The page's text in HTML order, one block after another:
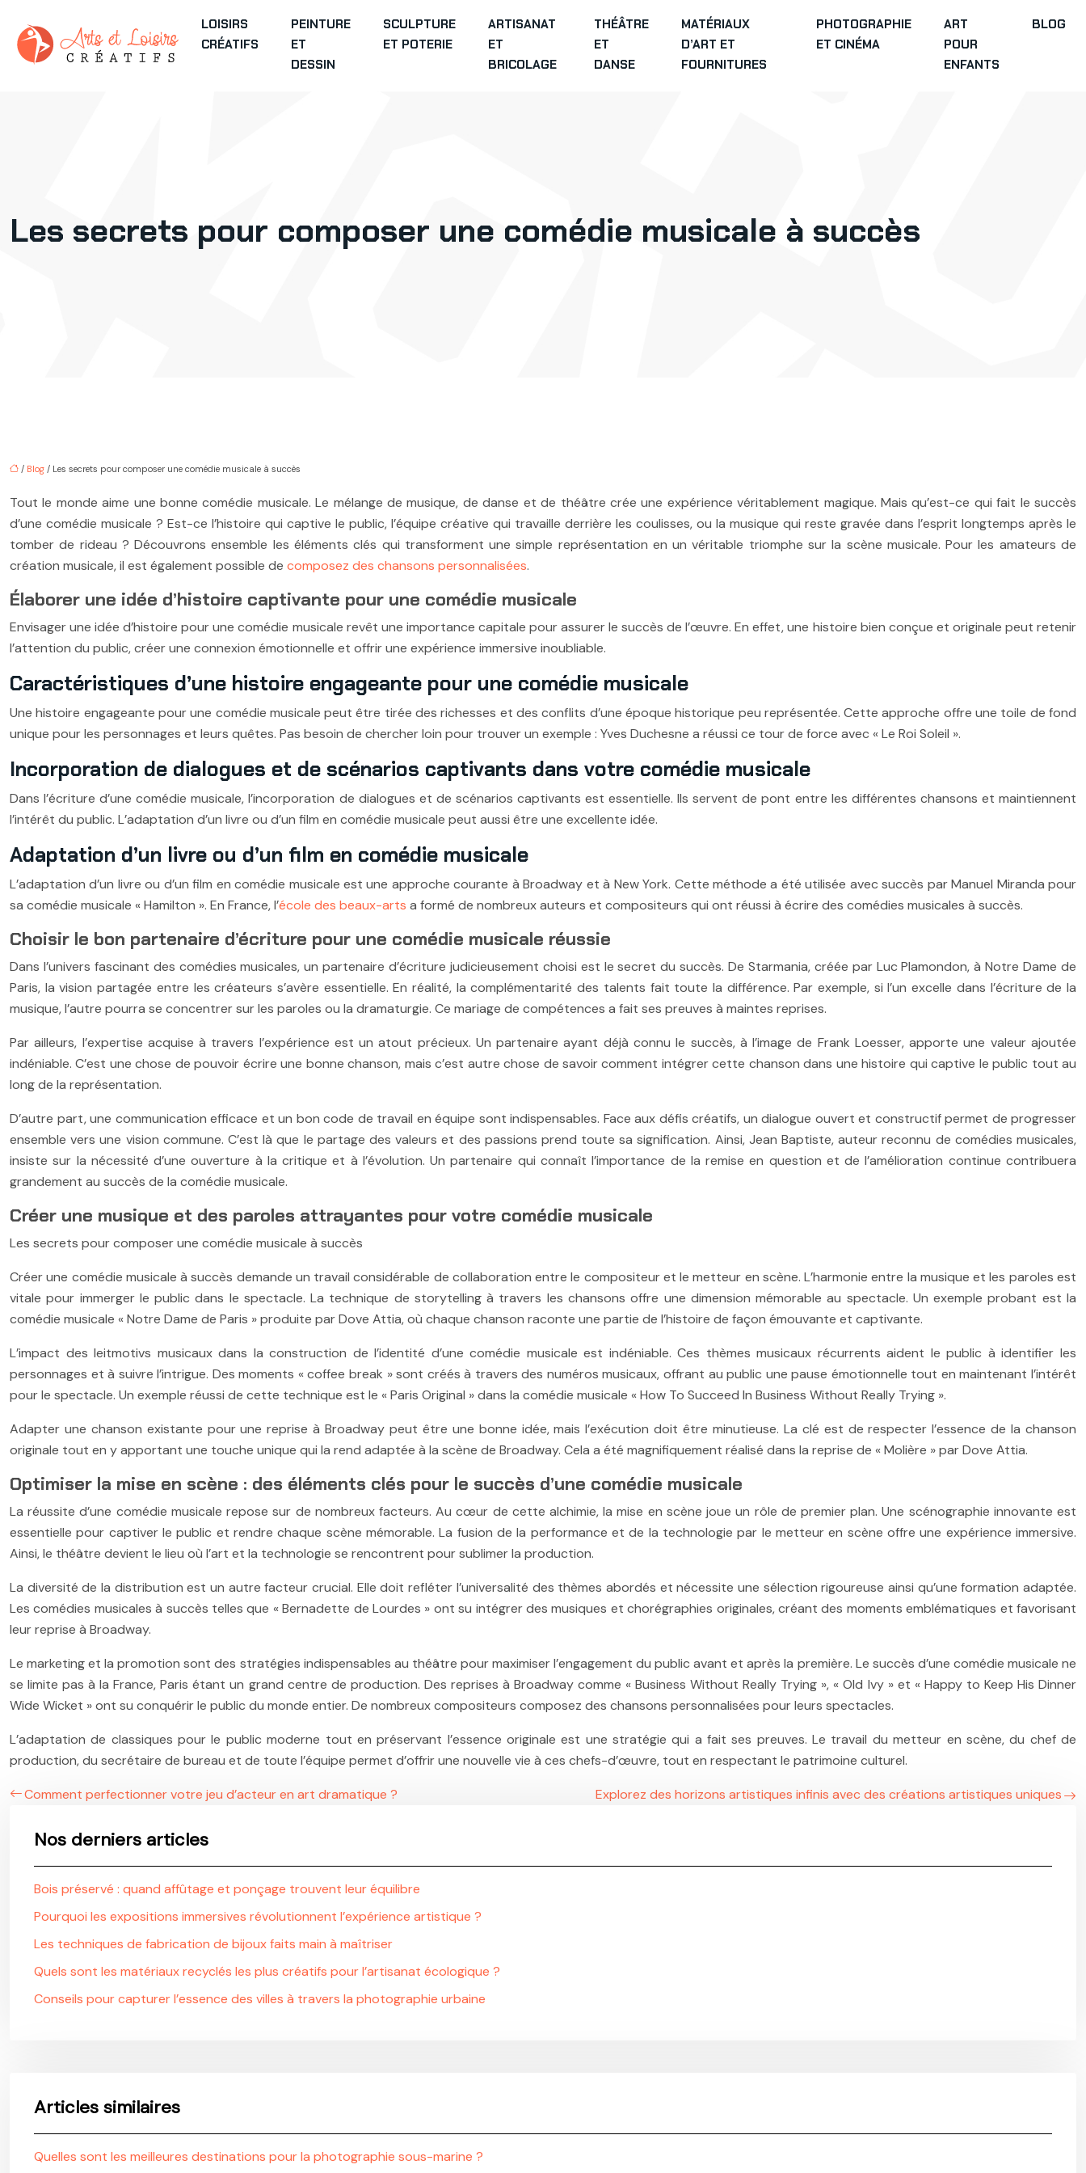
LOISIRS
CRÉATIFS
PEINTURE
ET
DESSIN
SCULPTURE
ET POTERIE
ARTISANAT
ET
BRICOLAGE
THÉÂTRE
ET
DANSE
MATÉRIAUX
D’ART ET
FOURNITURES
PHOTOGRAPHIE
ET CINÉMA
ART
POUR
ENFANTS
BLOG
Les secrets pour composer une comédie musicale à succès
/ Blog / Les secrets pour composer une comédie musicale à succès
Tout le monde aime une bonne comédie musicale. Le mélange de musique, de danse et de théâtre crée une expérience véritablement magique. Mais qu’est-ce qui fait le succès
d’une comédie musicale ? Est-ce l’histoire qui captive le public, l’équipe créative qui travaille derrière les coulisses, ou la musique qui reste gravée dans l’esprit longtemps après le
tomber de rideau ? Découvrons ensemble les éléments clés qui transforment une simple représentation en un véritable triomphe sur la scène musicale. Pour les amateurs de
création musicale, il est également possible de composez des chansons personnalisées.
Élaborer une idée d’histoire captivante pour une comédie musicale
Envisager une idée d’histoire pour une comédie musicale revêt une importance capitale pour assurer le succès de l’œuvre. En effet, une histoire bien conçue et originale peut retenir
l’attention du public, créer une connexion émotionnelle et offrir une expérience immersive inoubliable.
Caractéristiques d’une histoire engageante pour une comédie musicale
Une histoire engageante pour une comédie musicale peut être tirée des richesses et des conflits d’une époque historique peu représentée. Cette approche offre une toile de fond
unique pour les personnages et leurs quêtes. Pas besoin de chercher loin pour trouver un exemple : Yves Duchesne a réussi ce tour de force avec « Le Roi Soleil ».
Incorporation de dialogues et de scénarios captivants dans votre comédie musicale
Dans l’écriture d’une comédie musicale, l’incorporation de dialogues et de scénarios captivants est essentielle. Ils servent de pont entre les différentes chansons et maintiennent
l’intérêt du public. L’adaptation d’un livre ou d’un film en comédie musicale peut aussi être une excellente idée.
Adaptation d’un livre ou d’un film en comédie musicale
L’adaptation d’un livre ou d’un film en comédie musicale est une approche courante à Broadway et à New York. Cette méthode a été utilisée avec succès par Manuel Miranda pour
sa comédie musicale « Hamilton ». En France, l’école des beaux-arts a formé de nombreux auteurs et compositeurs qui ont réussi à écrire des comédies musicales à succès.
Choisir le bon partenaire d’écriture pour une comédie musicale réussie
Dans l’univers fascinant des comédies musicales, un partenaire d’écriture judicieusement choisi est le secret du succès. De Starmania, créée par Luc Plamondon, à Notre Dame de
Paris, la vision partagée entre les créateurs s’avère essentielle. En réalité, la complémentarité des talents fait toute la différence. Par exemple, si l’un excelle dans l’écriture de la
musique, l’autre pourra se concentrer sur les paroles ou la dramaturgie. Ce mariage de compétences a fait ses preuves à maintes reprises.
Par ailleurs, l’expertise acquise à travers l’expérience est un atout précieux. Un partenaire ayant déjà connu le succès, à l’image de Frank Loesser, apporte une valeur ajoutée
indéniable. C’est une chose de pouvoir écrire une bonne chanson, mais c’est autre chose de savoir comment intégrer cette chanson dans une histoire qui captive le public tout au
long de la représentation.
D’autre part, une communication efficace et un bon code de travail en équipe sont indispensables. Face aux défis créatifs, un dialogue ouvert et constructif permet de progresser
ensemble vers une vision commune. C’est là que le partage des valeurs et des passions prend toute sa signification. Ainsi, Jean Baptiste, auteur reconnu de comédies musicales,
insiste sur la nécessité d’une ouverture à la critique et à l’évolution. Un partenaire qui connaît l’importance de la remise en question et de l’amélioration continue contribuera
grandement au succès de la comédie musicale.
Créer une musique et des paroles attrayantes pour votre comédie musicale
Les secrets pour composer une comédie musicale à succès
Créer une comédie musicale à succès demande un travail considérable de collaboration entre le compositeur et le metteur en scène. L’harmonie entre la musique et les paroles est
vitale pour immerger le public dans le spectacle. La technique de storytelling à travers les chansons offre une dimension mémorable au spectacle. Un exemple probant est la
comédie musicale « Notre Dame de Paris » produite par Dove Attia, où chaque chanson raconte une partie de l’histoire de façon émouvante et captivante.
L’impact des leitmotivs musicaux dans la construction de l’identité d’une comédie musicale est indéniable. Ces thèmes musicaux récurrents aident le public à identifier les
personnages et à suivre l’intrigue. Des moments « coffee break » sont créés à travers des numéros musicaux, offrant au public une pause émotionnelle tout en maintenant l’intérêt
pour le spectacle. Un exemple réussi de cette technique est le « Paris Original » dans la comédie musicale « How To Succeed In Business Without Really Trying ».
Adapter une chanson existante pour une reprise à Broadway peut être une bonne idée, mais l’exécution doit être minutieuse. La clé est de respecter l’essence de la chanson
originale tout en y apportant une touche unique qui la rend adaptée à la scène de Broadway. Cela a été magnifiquement réalisé dans la reprise de « Molière » par Dove Attia.
Optimiser la mise en scène : des éléments clés pour le succès d’une comédie musicale
La réussite d’une comédie musicale repose sur de nombreux facteurs. Au cœur de cette alchimie, la mise en scène joue un rôle de premier plan. Une scénographie innovante est
essentielle pour captiver le public et rendre chaque scène mémorable. La fusion de la performance et de la technologie par le metteur en scène offre une expérience immersive.
Ainsi, le théâtre devient le lieu où l’art et la technologie se rencontrent pour sublimer la production.
La diversité de la distribution est un autre facteur crucial. Elle doit refléter l’universalité des thèmes abordés et nécessite une sélection rigoureuse ainsi qu’une formation adaptée.
Les comédies musicales à succès telles que « Bernadette de Lourdes » ont su intégrer des musiques et chorégraphies originales, créant des moments emblématiques et favorisant
leur reprise à Broadway.
Le marketing et la promotion sont des stratégies indispensables au théâtre pour maximiser l’engagement du public avant et après la première. Le succès d’une comédie musicale ne
se limite pas à la France, Paris étant un grand centre de production. Des reprises à Broadway comme « Business Without Really Trying », « Old Ivy » et « Happy to Keep His Dinner
Wide Wicket » ont su conquérir le public du monde entier. De nombreux compositeurs composez des chansons personnalisées pour leurs spectacles.
L’adaptation de classiques pour le public moderne tout en préservant l’essence originale est une stratégie qui a fait ses preuves. Le travail du metteur en scène, du chef de
production, du secrétaire de bureau et de toute l’équipe permet d’offrir une nouvelle vie à ces chefs-d’œuvre, tout en respectant le patrimoine culturel.
Comment perfectionner votre jeu d’acteur en art dramatique ?
Explorez des horizons artistiques infinis avec des créations artistiques uniques
Nos derniers articles
Bois préservé : quand affûtage et ponçage trouvent leur équilibre
Pourquoi les expositions immersives révolutionnent l’expérience artistique ?
Les techniques de fabrication de bijoux faits main à maîtriser
Quels sont les matériaux recyclés les plus créatifs pour l’artisanat écologique ?
Conseils pour capturer l’essence des villes à travers la photographie urbaine
Articles similaires
Quelles sont les meilleures destinations pour la photographie sous-marine ?